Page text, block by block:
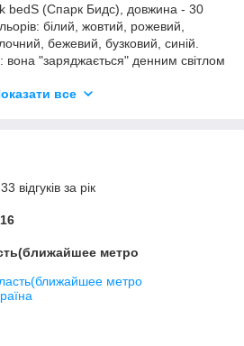
bedS (Спарк Бидс), довжина - 30
білий, жовтий, рожевий,
бежевий, бузковий, синій.
вона "заряджається" денним світлом
не тільки для вишивки бісером,
все
відгуків за рік
метро
метро